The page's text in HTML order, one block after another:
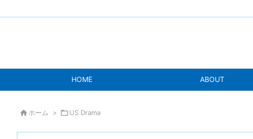
HOME ABOUT
 ホーム > US Drama